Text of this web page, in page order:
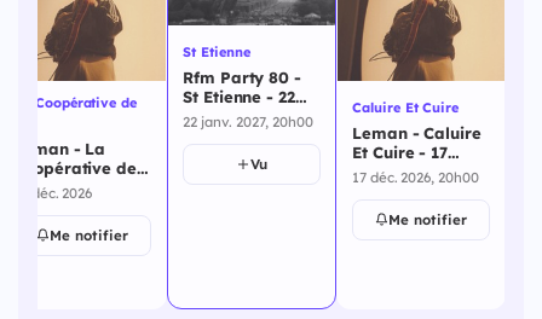
La Coopérative de
Léman - La
Coopérative de
Mai - 16
16 déc. 2026
Me notifier
St Etienne
Rfm Party 80 -
St Etienne - 22
janvier 2027
22 janv. 2027, 20h00
Vu
Caluire Et Cuire
Leman - Caluire
Et Cuire - 17
décembre 2026
17 déc. 2026, 20h00
Me notifier